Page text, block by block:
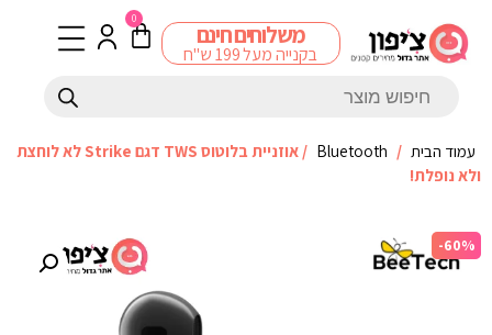
משלוחים חינם
בקנייה מעל 199 ש"ח
0
עמוד הבית /
Bluetooth
/ אוזניית בלוטוס TWS דגם Strike לא לוחצת
ולא נופלת!
-60%